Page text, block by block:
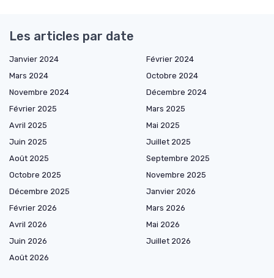
Les articles par date
Janvier 2024
Février 2024
Mars 2024
Octobre 2024
Novembre 2024
Décembre 2024
Février 2025
Mars 2025
Avril 2025
Mai 2025
Juin 2025
Juillet 2025
Août 2025
Septembre 2025
Octobre 2025
Novembre 2025
Décembre 2025
Janvier 2026
Février 2026
Mars 2026
Avril 2026
Mai 2026
Juin 2026
Juillet 2026
Août 2026